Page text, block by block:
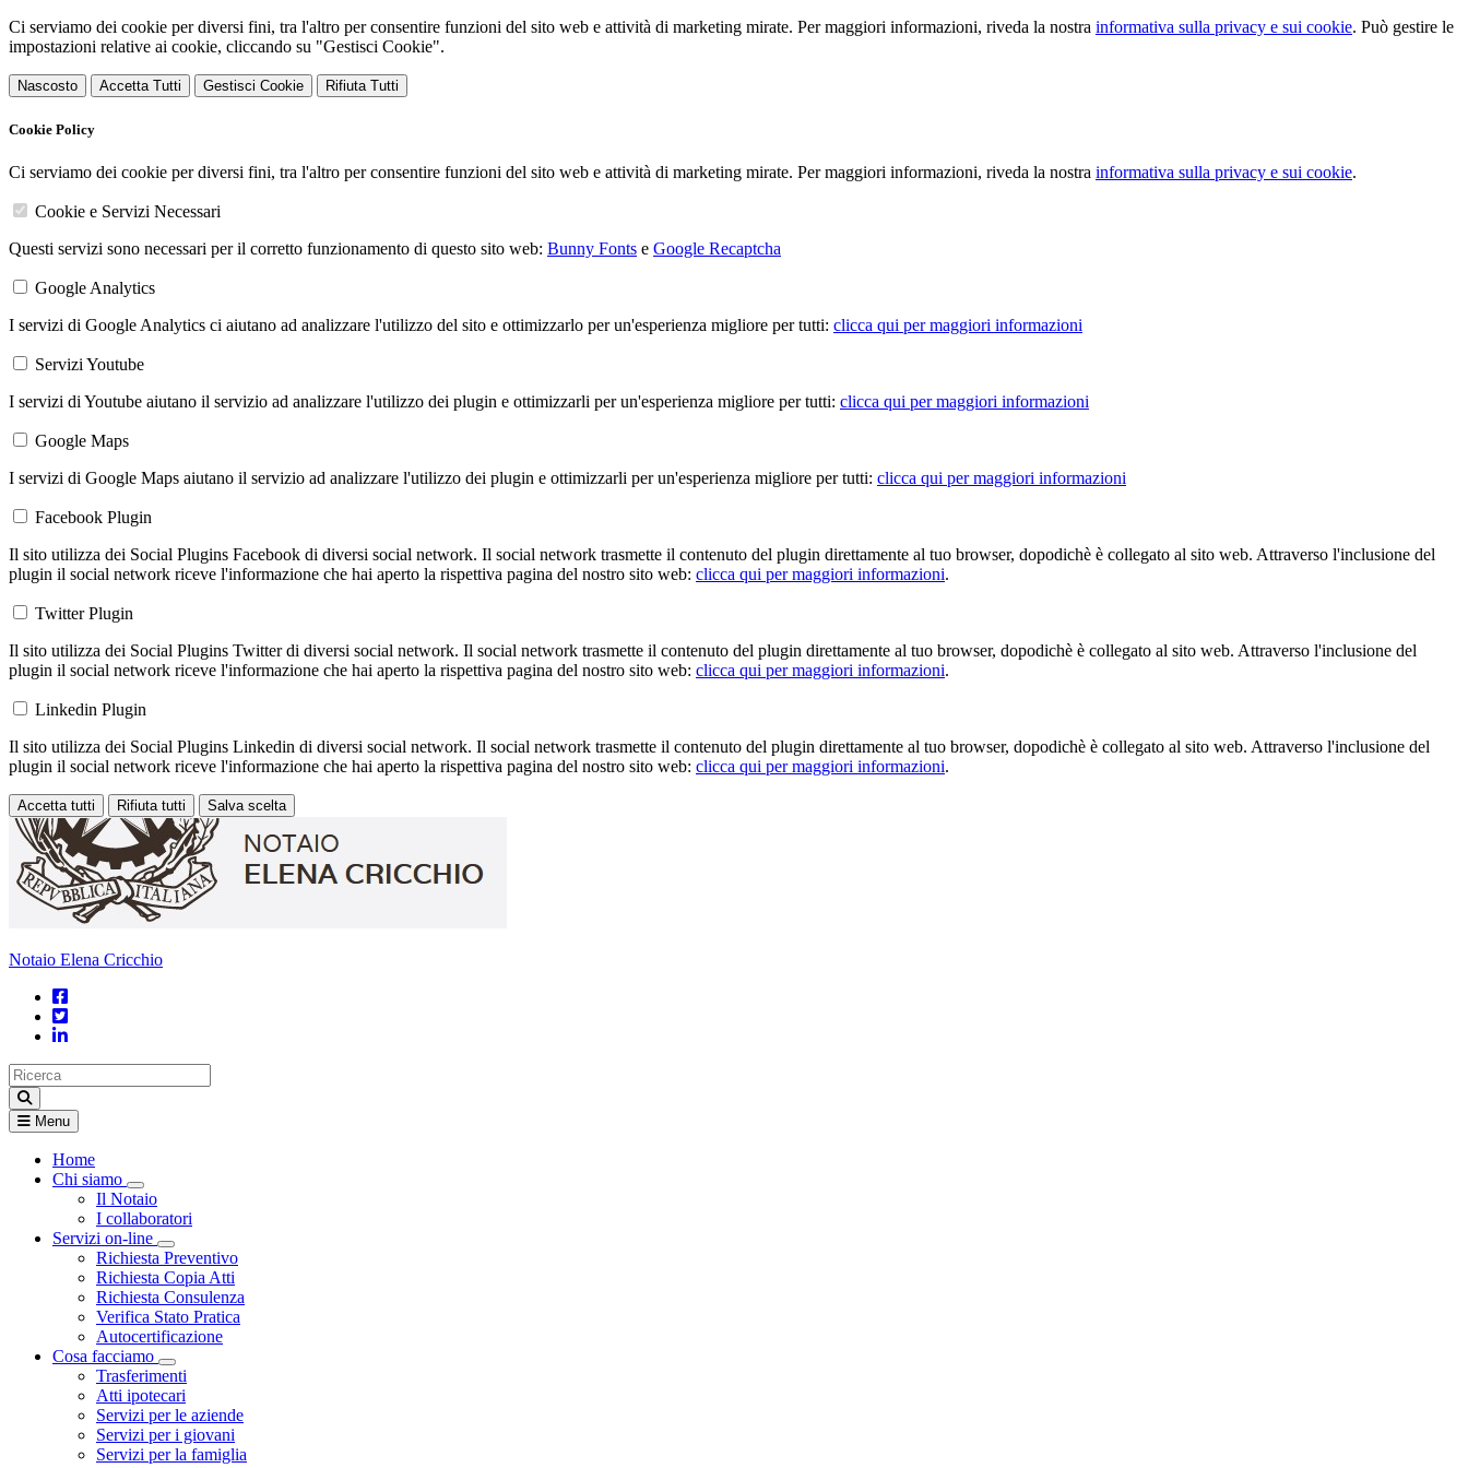
Ci serviamo dei cookie per diversi fini, tra l'altro per consentire funzioni del sito web e attività di marketing mirate. Per maggiori informazioni, riveda la nostra informativa sulla privacy e sui cookie. Può gestire le
impostazioni relative ai cookie, cliccando su "Gestisci Cookie".
Nascosto Accetta Tutti Gestisci Cookie Rifiuta Tutti
Cookie Policy
Ci serviamo dei cookie per diversi fini, tra l'altro per consentire funzioni del sito web e attività di marketing mirate. Per maggiori informazioni, riveda la nostra informativa sulla privacy e sui cookie.
Cookie e Servizi Necessari
Questi servizi sono necessari per il corretto funzionamento di questo sito web: Bunny Fonts e Google Recaptcha
Google Analytics
I servizi di Google Analytics ci aiutano ad analizzare l'utilizzo del sito e ottimizzarlo per un'esperienza migliore per tutti: clicca qui per maggiori informazioni
Servizi Youtube
I servizi di Youtube aiutano il servizio ad analizzare l'utilizzo dei plugin e ottimizzarli per un'esperienza migliore per tutti: clicca qui per maggiori informazioni
Google Maps
I servizi di Google Maps aiutano il servizio ad analizzare l'utilizzo dei plugin e ottimizzarli per un'esperienza migliore per tutti: clicca qui per maggiori informazioni
Facebook Plugin
Il sito utilizza dei Social Plugins Facebook di diversi social network. Il social network trasmette il contenuto del plugin direttamente al tuo browser, dopodichè è collegato al sito web. Attraverso l'inclusione del
plugin il social network riceve l'informazione che hai aperto la rispettiva pagina del nostro sito web: clicca qui per maggiori informazioni.
Twitter Plugin
Il sito utilizza dei Social Plugins Twitter di diversi social network. Il social network trasmette il contenuto del plugin direttamente al tuo browser, dopodichè è collegato al sito web. Attraverso l'inclusione del
plugin il social network riceve l'informazione che hai aperto la rispettiva pagina del nostro sito web: clicca qui per maggiori informazioni.
Linkedin Plugin
Il sito utilizza dei Social Plugins Linkedin di diversi social network. Il social network trasmette il contenuto del plugin direttamente al tuo browser, dopodichè è collegato al sito web. Attraverso l'inclusione del
plugin il social network riceve l'informazione che hai aperto la rispettiva pagina del nostro sito web: clicca qui per maggiori informazioni.
Accetta tutti Rifiuta tutti Salva scelta
Loading...
Notaio Elena Cricchio
Menu
Home
Chi siamo
Visualizza menù di secondo livello
Il Notaio
I collaboratori
Servizi on-line
Visualizza menù di secondo livello
Richiesta Preventivo
Richiesta Copia Atti
Richiesta Consulenza
Verifica Stato Pratica
Autocertificazione
Cosa facciamo
Visualizza menù di secondo livello
Trasferimenti
Atti ipotecari
Servizi per le aziende
Servizi per i giovani
Servizi per la famiglia